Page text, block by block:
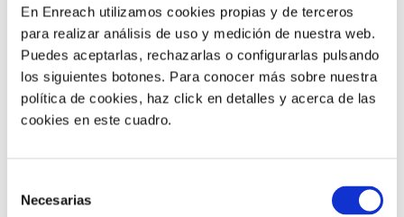
En Enreach utilizamos cookies propias y de terceros
para realizar análisis de uso y medición de nuestra web.
Puedes aceptarlas, rechazarlas o configurarlas pulsando
los siguientes botones. Para conocer más sobre nuestra
política de cookies, haz click en detalles y acerca de las
cookies en este cuadro.
Necesarias
dels call center han d’emprar per garantir un pronòstic
precís:
1) Volum de contactes (trucades)
Aquesta informació no ha d’usar-se per mirar cap